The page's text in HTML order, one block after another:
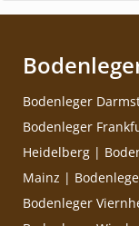
Bodenleger
Bodenleger
Heidelberg |
Mainz |
Bodenleger